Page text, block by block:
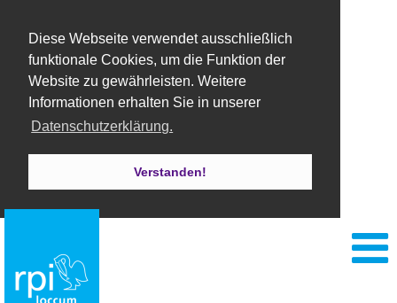
Diese Webseite verwendet ausschließlich
funktionale Cookies, um die Funktion der
Website zu gewährleisten. Weitere
Informationen erhalten Sie in unserer
Datenschutzerklärung.
Verstanden!